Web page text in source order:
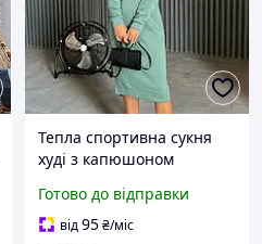
Тепла спортивна сукня
худі з капюшоном
толстовка на флісі зимова
тепла сукня міді
Готово до відправки
від95₴/міс